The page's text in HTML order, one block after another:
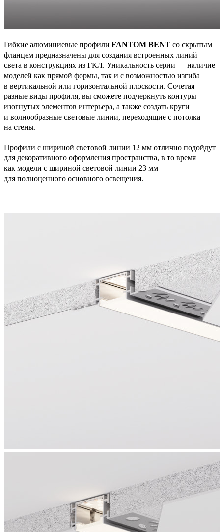
Гибкие алюминиевые профили FANTOM BENT со скрытым
фланцем предназначены для создания встроенных линий
света в конструкциях из ГКЛ. Уникальность серии — наличие
моделей как прямой формы, так и с возможностью изгиба
в вертикальной или горизонтальной плоскости. Сочетая
разные виды профиля, вы сможете подчеркнуть контуры
изогнутых элементов интерьера, а также создать круги
и волнообразные световые линии, переходящие с потолка
на стены.
Профили с шириной световой линии 12 мм отлично подойдут
для декоративного оформления пространства, в то время
как модели с шириной световой линии 23 мм —
для полноценного основного освещения.